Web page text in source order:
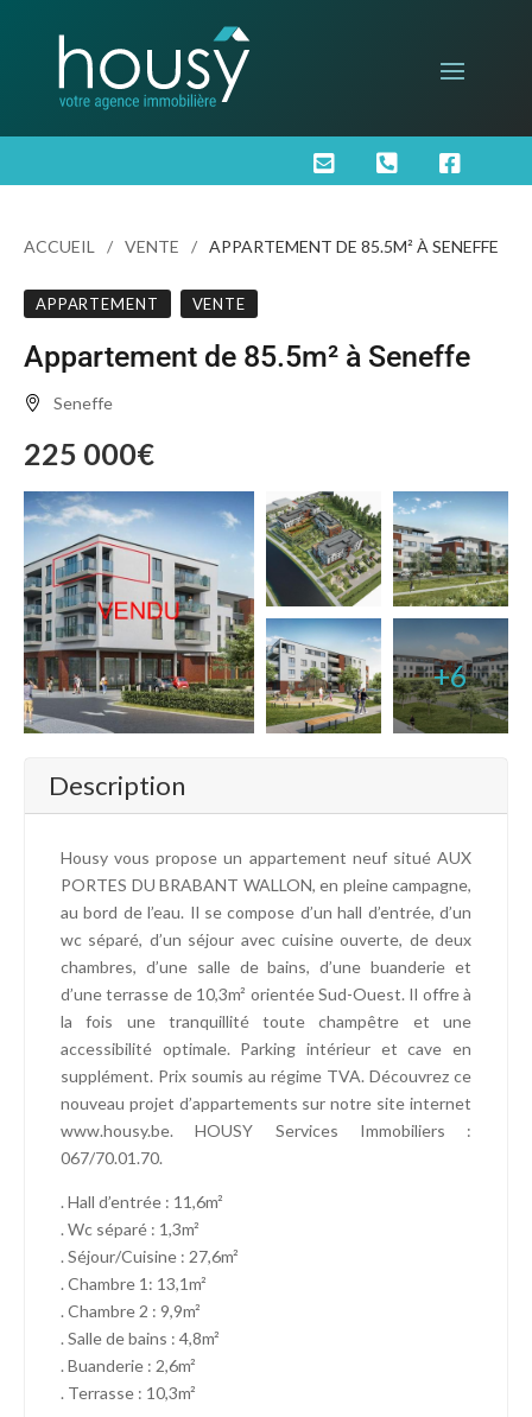
  
ACCUEIL VENTE APPARTEMENT DE 85.5M² À SENEFFE
APPARTEMENT VENTE
Appartement de 85.5m² à Seneffe
Seneffe
225 000€
+6
Description
Housy vous propose un appartement neuf situé AUX
PORTES DU BRABANT WALLON, en pleine campagne,
au bord de l’eau. Il se compose d’un hall d’entrée, d’un
wc séparé, d’un séjour avec cuisine ouverte, de deux
chambres, d’une salle de bains, d’une buanderie et
d’une terrasse de 10,3m² orientée Sud-Ouest. Il offre à
la fois une tranquillité toute champêtre et une
accessibilité optimale. Parking intérieur et cave en
supplément. Prix soumis au régime TVA. Découvrez ce
nouveau projet d’appartements sur notre site internet
www.housy.be. HOUSY Services Immobiliers :
067/70.01.70.
. Hall d’entrée : 11,6m²
. Wc séparé : 1,3m²
. Séjour/Cuisine : 27,6m²
. Chambre 1: 13,1m²
. Chambre 2 : 9,9m²
. Salle de bains : 4,8m²
. Buanderie : 2,6m²
. Terrasse : 10,3m²